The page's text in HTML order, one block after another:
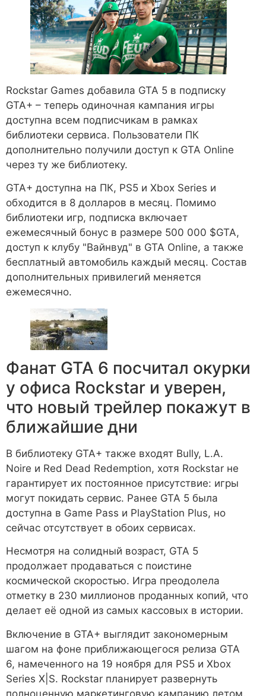
Rockstar Games добавила GTA 5 в подписку
GTA+ – теперь одиночная кампания игры
доступна всем подписчикам в рамках
библиотеки сервиса. Пользователи ПК
дополнительно получили доступ к GTA Online
через ту же библиотеку.
GTA+ доступна на ПК, PS5 и Xbox Series и
обходится в 8 долларов в месяц. Помимо
библиотеки игр, подписка включает
ежемесячный бонус в размере 500 000 $GTA,
доступ к клубу "Вайнвуд" в GTA Online, а также
бесплатный автомобиль каждый месяц. Состав
дополнительных привилегий меняется
ежемесячно.
Фанат GTA 6 посчитал окурки
у офиса Rockstar и уверен,
что новый трейлер покажут в
ближайшие дни
В библиотеку GTA+ также входят Bully, L.A.
Noire и Red Dead Redemption, хотя Rockstar не
гарантирует их постоянное присутствие: игры
могут покидать сервис. Ранее GTA 5 была
доступна в Game Pass и PlayStation Plus, но
сейчас отсутствует в обоих сервисах.
Несмотря на солидный возраст, GTA 5
продолжает продаваться с поистине
космической скоростью. Игра преодолела
отметку в 230 миллионов проданных копий, что
делает её одной из самых кассовых в истории.
Включение в GTA+ выглядит закономерным
шагом на фоне приближающегося релиза GTA
6, намеченного на 19 ноября для PS5 и Xbox
Series X|S. Rockstar планирует развернуть
полноценную маркетинговую кампанию летом,